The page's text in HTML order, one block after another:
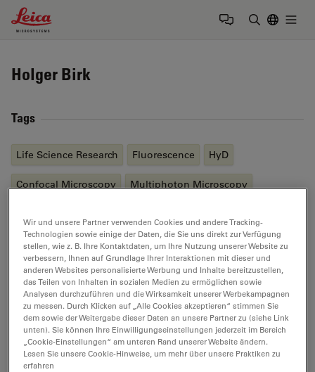
Leica Microsystems Logo
Holger Birk
Tags
Life Science Research Fluorescence HyD
Confocal Microscopy Multiphoton Microscopy
Send me an email
Holger.Birk@leica-microsystems.com
Find me on
LinkedIn
Wir und unsere Partner verwenden Cookies und andere Tracking-
Technologien sowie einige der Daten, die Sie uns direkt zur Verfügung
stellen, wie z. B. Ihre Kontaktdaten, um Ihre Nutzung unserer Website zu
verbessern, Ihnen auf Grundlage Ihrer Interaktionen mit dieser und
anderen Websites personalisierte Werbung und Inhalte bereitzustellen,
das Teilen von Inhalten in sozialen Medien zu ermöglichen sowie
Analysen durchzuführen und die Wirksamkeit unserer Werbekampagnen
zu messen. Durch Klicken auf „Alle Cookies akzeptieren“ stimmen Sie
dem sowie der Weitergabe dieser Daten an unsere Partner zu (siehe Link
unten). Sie können Ihre Einwilligungseinstellungen jederzeit im Bereich
„Cookie-Einstellungen“ am unteren Rand unserer Website ändern.
Lesen Sie unsere Cookie-Hinweise, um mehr über unsere Praktiken zu
erfahren